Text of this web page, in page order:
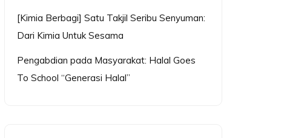
[Kimia Berbagi] Satu Takjil Seribu Senyuman:
Dari Kimia Untuk Sesama
Pengabdian pada Masyarakat: Halal Goes
To School “Generasi Halal”